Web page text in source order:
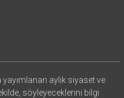
aylık siyaset ve
söyleyeceklerini bilgi